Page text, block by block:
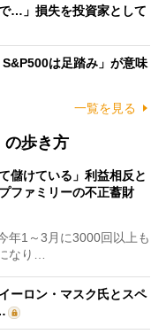
…」損失を投資家として
S&P500は足踏み」が意味
一覧を見る
の歩き方
儲けている」利益相反と
ファミリーの不正蓄財
年1～3月に3000回以上も
なり…
ーロン・マスク氏とスペ